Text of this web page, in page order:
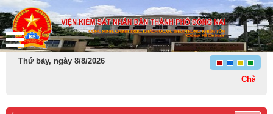
Thứ bảy, ngày 8/8/2026
Chào mừng